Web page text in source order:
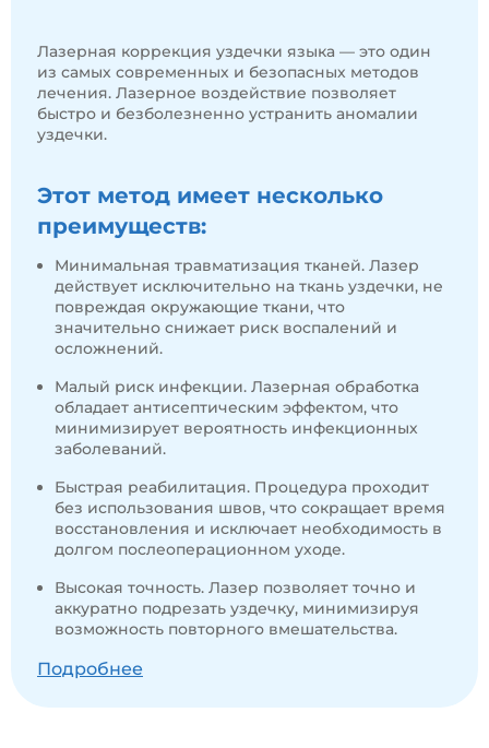
Лазерная коррекция уздечки языка — это один
из самых современных и безопасных методов
лечения. Лазерное воздействие позволяет
быстро и безболезненно устранить аномалии
уздечки.
Этот метод имеет несколько
преимуществ:
Минимальная травматизация тканей. Лазер
действует исключительно на ткань уздечки, не
повреждая окружающие ткани, что
значительно снижает риск воспалений и
осложнений.
Малый риск инфекции. Лазерная обработка
обладает антисептическим эффектом, что
минимизирует вероятность инфекционных
заболеваний.
Быстрая реабилитация. Процедура проходит
без использования швов, что сокращает время
восстановления и исключает необходимость в
долгом послеоперационном уходе.
Высокая точность. Лазер позволяет точно и
аккуратно подрезать уздечку, минимизируя
возможность повторного вмешательства.
Подробнее